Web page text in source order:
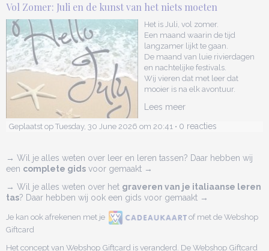
Vol Zomer: Juli en de kunst van het niets moeten
Het is Juli, vol zomer.
Een maand waarin de tijd
langzamer lijkt te gaan.
De maand van luie rivierdagen
en nachtelijke festivals.
Wij vieren dat met leer dat
mooier is na elk avontuur.
Lees meer
Geplaatst op Tuesday, 30 June 2026 om 20:41 • 0 reacties
→ Wil je alles weten over leer en leren tassen? Daar hebben wij
een complete gids voor gemaakt →
→ Wil je alles weten over het graveren van je italiaanse leren
tas? Daar hebben wij ook een gids voor gemaakt →
Je kan ook afrekenen met je
of met de Webshop
Giftcard
Het concept van Webshop Giftcard is veranderd. De Webshop Giftcard